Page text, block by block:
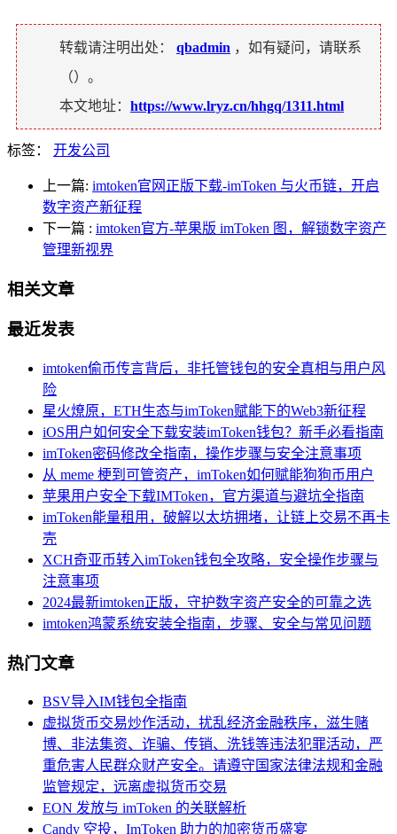
转载请注明出处： qbadmin ，如有疑问，请联系
（）。
本文地址： https://www.lryz.cn/hhgq/1311.html
标签： 开发公司
上一篇: imtoken官网正版下载-imToken 与火币链，开启
数字资产新征程
下一篇 : imtoken官方-苹果版 imToken 图，解锁数字资产
管理新视界
相关文章
最近发表
imtoken偷币传言背后，非托管钱包的安全真相与用户风
险
星火燎原，ETH生态与imToken赋能下的Web3新征程
iOS用户如何安全下载安装imToken钱包？新手必看指南
imToken密码修改全指南，操作步骤与安全注意事项
从 meme 梗到可管资产，imToken如何赋能狗狗币用户
苹果用户安全下载IMToken，官方渠道与避坑全指南
imToken能量租用，破解以太坊拥堵，让链上交易不再卡
壳
XCH奇亚币转入imToken钱包全攻略，安全操作步骤与
注意事项
2024最新imtoken正版，守护数字资产安全的可靠之选
imtoken鸿蒙系统安装全指南，步骤、安全与常见问题
热门文章
BSV导入IM钱包全指南
虚拟货币交易炒作活动，扰乱经济金融秩序，滋生赌
博、非法集资、诈骗、传销、洗钱等违法犯罪活动，严
重危害人民群众财产安全。请遵守国家法律法规和金融
监管规定，远离虚拟货币交易
EON 发放与 imToken 的关联解析
Candy 空投，ImToken 助力的加密货币盛宴